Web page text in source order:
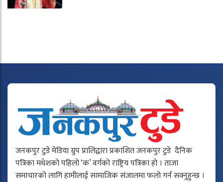
जनकपुर टुडे मेडिया ग्रुप प्रालिद्वारा प्रकाशित जनकपुर टुडे दैनिक
पत्रिका मधेशको पहिलो ‘क’ वर्गको राष्ट्रिय पत्रिका हो । ताजा
समाचारको लागि हामीलाई सामाजिक संजालमा फलो गर्न सक्नुहुन्छ ।